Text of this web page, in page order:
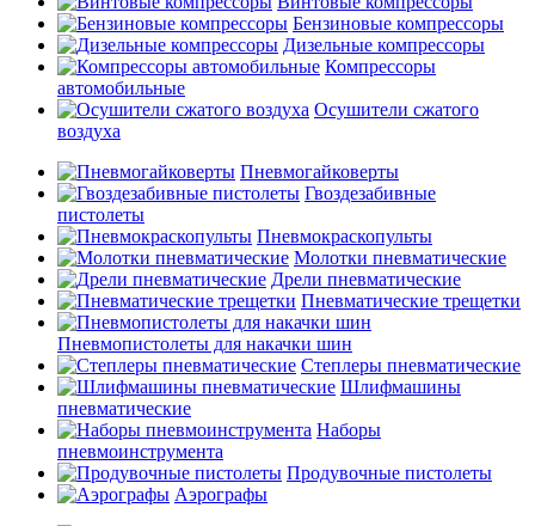
Бензиновые компрессоры
Дизельные компрессоры
Компрессоры
автомобильные
Осушители сжатого
воздуха
Пневмогайковерты
Гвоздезабивные
пистолеты
Пневмокраскопульты
Молотки пневматические
Дрели пневматические
Пневматические трещетки
Пневмопистолеты для накачки шин
Степлеры пневматические
Шлифмашины
пневматические
Наборы
пневмоинструмента
Продувочные пистолеты
Аэрографы